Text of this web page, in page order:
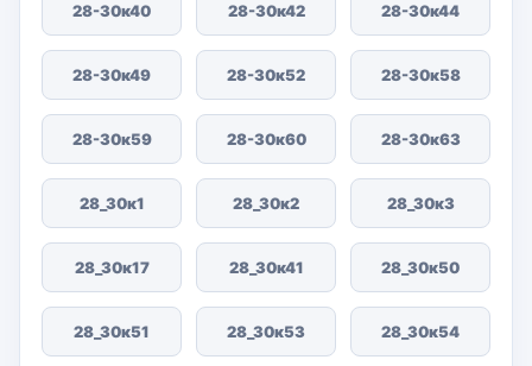
28-30к40 28-30к42 28-30к44
28-30к49 28-30к52 28-30к58
28-30к59 28-30к60 28-30к63
28_30к1 28_30к2 28_30к3
28_30к17 28_30к41 28_30к50
28_30к51 28_30к53 28_30к54